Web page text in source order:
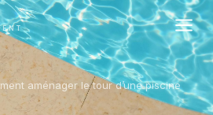
aménager le tour d’une piscine